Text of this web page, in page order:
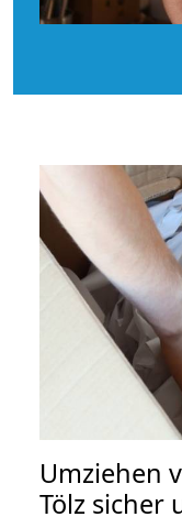
Umziehen
Tölz sicher